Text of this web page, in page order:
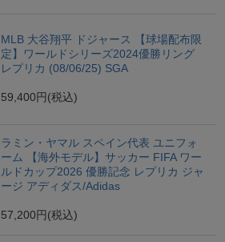
MLB 大谷翔平 ドジャース 【球場配布限
定】ワールドシリーズ2024優勝リング
レプリカ (08/06/25) SGA
59,400円 (税込)
ラミン・ヤマル スペイン代表 ユニフォ
ーム 【海外モデル】サッカー FIFA ワー
ルドカップ2026 優勝記念 レプリカ ジャ
ージ アディダス/Adidas
57,200円 (税込)